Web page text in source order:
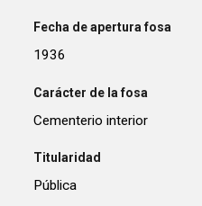
Fecha de apertura fosa
1936
Carácter de la fosa
Cementerio interior
Titularidad
Pública